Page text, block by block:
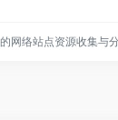
网络站点资源收集与